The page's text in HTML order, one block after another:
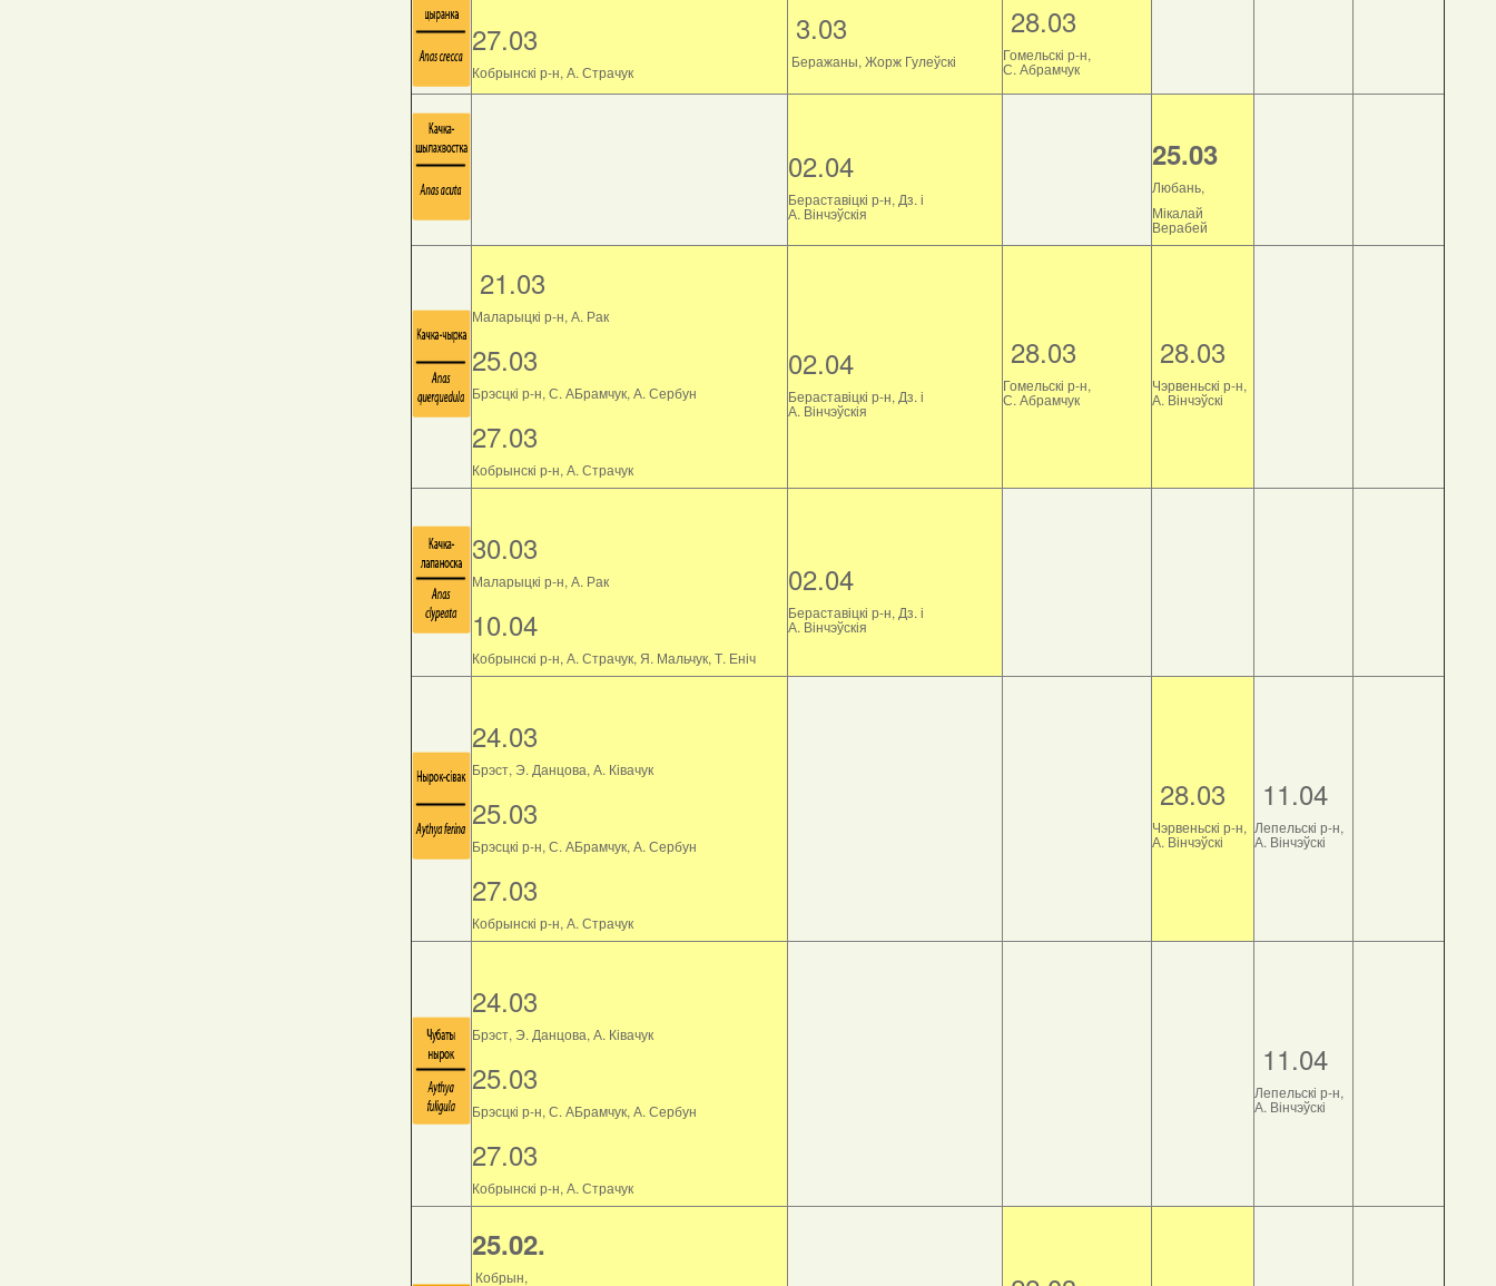
27.03
Кобрынскі р-н, А. Страчук
3.03
Беражаны, Жорж Гулеўскі
28.03
Гомельскі р-н,
С. Абрамчук
02.04
Бераставіцкі р-н, Дз. і
А. Вінчэўскія
25.03
Любань,
Мікалай
Верабей
21.03
Маларыцкі р-н, А. Рак
25.03
Брэсцкі р-н, С. АБрамчук, А. Сербун
27.03
Кобрынскі р-н, А. Страчук
02.04
Бераставіцкі р-н, Дз. і
А. Вінчэўскія
28.03
Гомельскі р-н,
С. Абрамчук
28.03
Чэрвеньскі р-н,
А. Вінчэўскі
30.03
Маларыцкі р-н, А. Рак
10.04
Кобрынскі р-н, А. Страчук, Я. Мальчук, Т. Еніч
02.04
Бераставіцкі р-н, Дз. і
А. Вінчэўскія
24.03
Брэст, Э. Данцова, А. Ківачук
25.03
Брэсцкі р-н, С. АБрамчук, А. Сербун
27.03
Кобрынскі р-н, А. Страчук
28.03
Чэрвеньскі р-н,
А. Вінчэўскі
11.04
Лепельскі р-н,
А. Вінчэўскі
24.03
Брэст, Э. Данцова, А. Ківачук
25.03
Брэсцкі р-н, С. АБрамчук, А. Сербун
27.03
Кобрынскі р-н, А. Страчук
11.04
Лепельскі р-н,
А. Вінчэўскі
25.02.
Кобрын,